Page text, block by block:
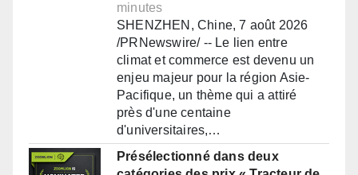
minutes
SHENZHEN, Chine, 7 août 2026
/PRNewswire/ -- Le lien entre
climat et commerce est devenu un
enjeu majeur pour la région Asie-
Pacifique, un thème qui a attiré
près d'une centaine
d'universitaires,…
Présélectionné dans deux